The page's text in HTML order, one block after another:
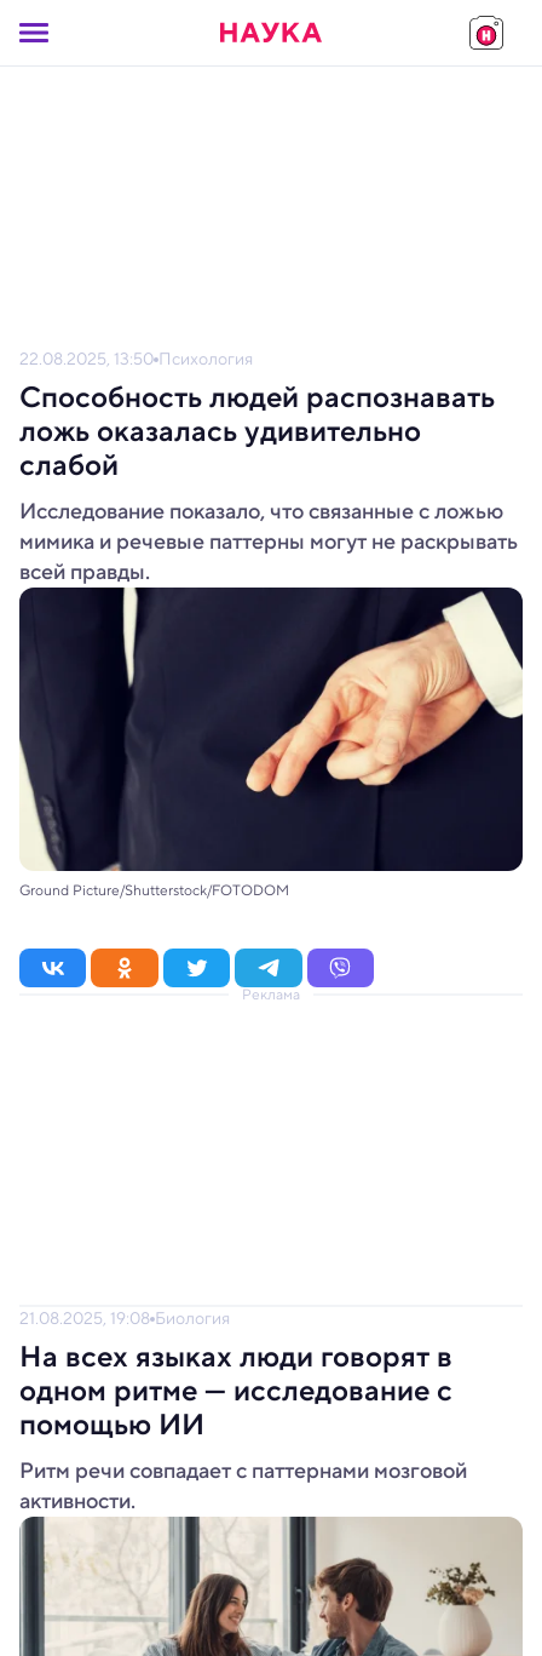
22.08.2025, 13:50 Психология
Способность людей распознавать
ложь оказалась удивительно
слабой
Исследование показало, что связанные с ложью
мимика и речевые паттерны могут не раскрывать
всей правды.
Ground Picture/Shutterstock/FOTODOM
Реклама
21.08.2025, 19:08 Биология
На всех языках люди говорят в
одном ритме — исследование с
помощью ИИ
Ритм речи совпадает с паттернами мозговой
активности.